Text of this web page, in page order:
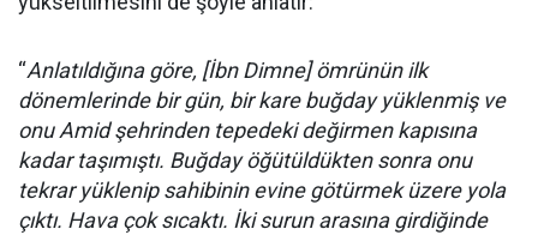
“Anlatıldığına göre, [İbn Dimne] ömrünün ilk
dönemlerinde bir gün, bir kare buğday yüklenmiş ve
onu Amid şehrinden tepedeki değirmen kapısına
kadar taşımıştı. Buğday öğütüldükten sonra onu
tekrar yüklenip sahibinin evine götürmek üzere yola
çıktı. Hava çok sıcaktı. İki surun arasına girdiğinde